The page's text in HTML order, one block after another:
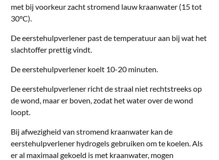
met bij voorkeur zacht stromend lauw kraanwater (15 tot
30°C).
De eerstehulpverlener past de temperatuur aan bij wat het
slachtoffer prettig vindt.
De eerstehulpverlener koelt 10-20 minuten.
De eerstehulpverlener richt de straal niet rechtstreeks op
de wond, maar er boven, zodat het water over de wond
loopt.
Bij afwezigheid van stromend kraanwater kan de
eerstehulpverlener hydrogels gebruiken om te koelen. Als
er al maximaal gekoeld is met kraanwater, mogen